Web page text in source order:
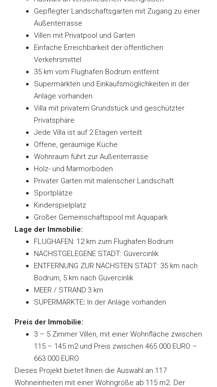
Gepflegter Landschaftsgarten mit Zugang zu einer
Außenterrasse
Villen mit Privatpool und Garten
Einfache Erreichbarkeit der öffentlichen
Verkehrsmittel
35 km vom Flughafen Bodrum entfernt
Supermärkten und Einkaufsmöglichkeiten in der
Anlage vorhanden
Villa mit privatem Grundstück und geschützter
Privatsphäre
Jede Villa ist auf 2 Etagen verteilt
Offene, geräumige Küche
Wohnraum führt zur Außenterrasse
Holz- und Marmorböden
Privater Garten mit malerischer Landschaft
Sportplätze
Kinderspielplatz
Großer Gemeinschaftspool mit Aquapark
Lage der Immobilie:
FLUGHAFEN: 12 km zum Flughafen Bodrum
NÄCHSTGELEGENE STADT: Güvercinlik
ENTFERNUNG ZUR NÄCHSTEN STADT: 35 km nach
Bodrum, 5 km nach Güvercinlik
MEER / STRAND:3 km
SUPERMÄRKTE: In der Anlage vorhanden
Preis der Immobilie:
3 – 5 Zimmer Villen, mit einer Wohnfläche zwischen
115 – 145 m2 und Preis zwischen 465.000 EURO –
663.000 EURO
Dieses Projekt bietet Ihnen die Auswahl an 117
Wohneinheiten mit einer Wohngröße ab 115 m2. Der